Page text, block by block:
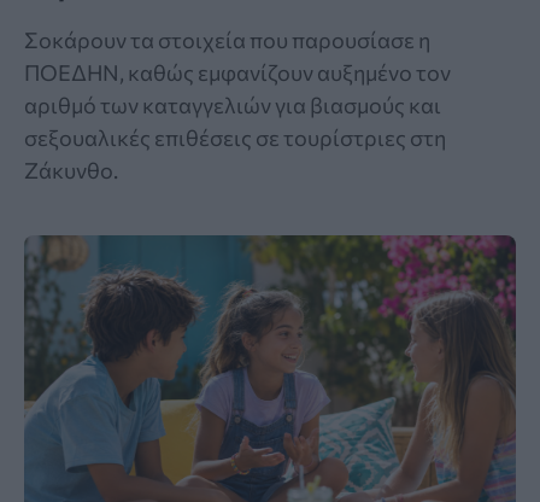
Σοκάρουν τα στοιχεία που παρουσίασε η
ΠΟΕΔΗΝ, καθώς εμφανίζουν αυξημένο τον
αριθμό των καταγγελιών για βιασμούς και
σεξουαλικές επιθέσεις σε τουρίστριες στη
Ζάκυνθο.